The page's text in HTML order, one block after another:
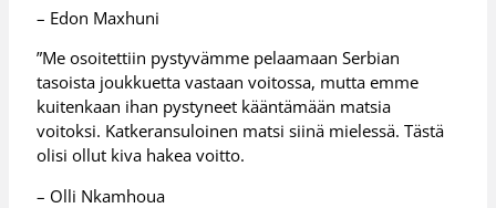
– Edon Maxhuni
”Me osoitettiin pystyvämme pelaamaan Serbian
tasoista joukkuetta vastaan voitossa, mutta emme
kuitenkaan ihan pystyneet kääntämään matsia
voitoksi. Katkeransuloinen matsi siinä mielessä. Tästä
olisi ollut kiva hakea voitto.
– Olli Nkamhoua